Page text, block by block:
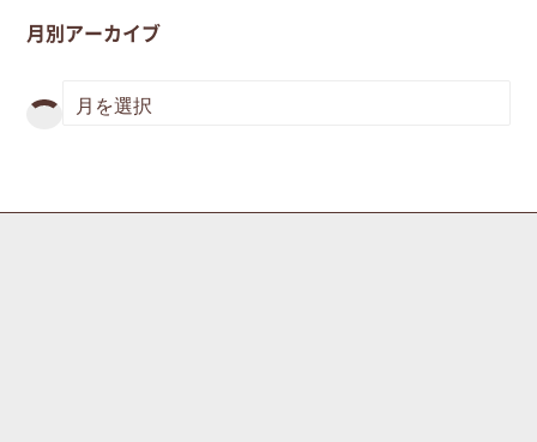
月別アーカイブ